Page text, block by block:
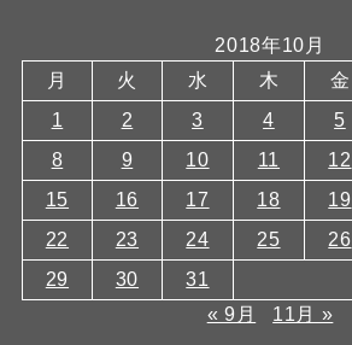
2018年10月
月
火 水 木 金
1
2 3 4 5
8
9 10 11 12
15
16 17 18 19
22
23 24 25 26
29
30
31
« 9月
11月 »